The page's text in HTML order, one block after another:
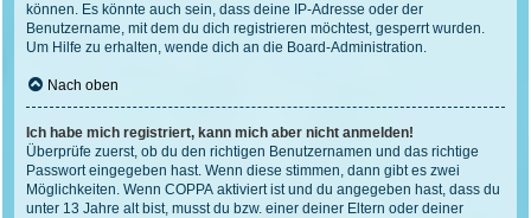
können. Es könnte auch sein, dass deine IP-Adresse oder der
Benutzername, mit dem du dich registrieren möchtest, gesperrt wurden.
Um Hilfe zu erhalten, wende dich an die Board-Administration.
Nach oben
Ich habe mich registriert, kann mich aber nicht anmelden!
Überprüfe zuerst, ob du den richtigen Benutzernamen und das richtige
Passwort eingegeben hast. Wenn diese stimmen, dann gibt es zwei
Möglichkeiten. Wenn COPPA aktiviert ist und du angegeben hast, dass du
unter 13 Jahre alt bist, musst du bzw. einer deiner Eltern oder deiner